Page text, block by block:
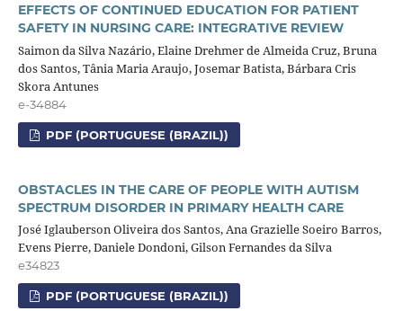
EFFECTS OF CONTINUED EDUCATION FOR PATIENT
SAFETY IN NURSING CARE: INTEGRATIVE REVIEW
Saimon da Silva Nazário, Elaine Drehmer de Almeida Cruz, Bruna
dos Santos, Tânia Maria Araujo, Josemar Batista, Bárbara Cris
Skora Antunes
e-34884
PDF (PORTUGUESE (BRAZIL))
OBSTACLES IN THE CARE OF PEOPLE WITH AUTISM
SPECTRUM DISORDER IN PRIMARY HEALTH CARE
José Iglauberson Oliveira dos Santos, Ana Grazielle Soeiro Barros,
Evens Pierre, Daniele Dondoni, Gilson Fernandes da Silva
e34823
PDF (PORTUGUESE (BRAZIL))